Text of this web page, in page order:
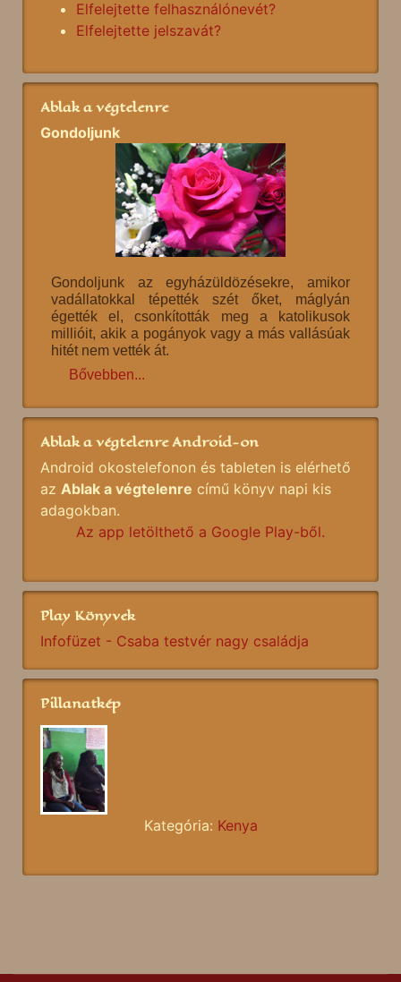
Elfelejtette felhasználónevét?
Elfelejtette jelszavát?
Ablak a végtelenre
Gondoljunk
Gondoljunk az egyházüldözésekre, amikor
vadállatokkal tépették szét őket, máglyán
égették el, csonkították meg a katolikusok
millióit, akik a pogányok vagy a más vallásúak
hitét nem vették át.
Bővebben...
Ablak a végtelenre Android-on
Android okostelefonon és tableten is elérhető
az Ablak a végtelenre című könyv napi kis
adagokban.
Az app letölthető a Google Play-ből.
Play Könyvek
Infofüzet - Csaba testvér nagy családja
Pillanatkép
Kategória: Kenya